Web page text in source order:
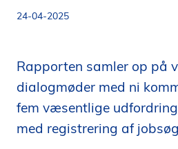
e
24-04-2025
Rapporten samler op på
dialogmøder med ni
fem væsentlige
med registrering af